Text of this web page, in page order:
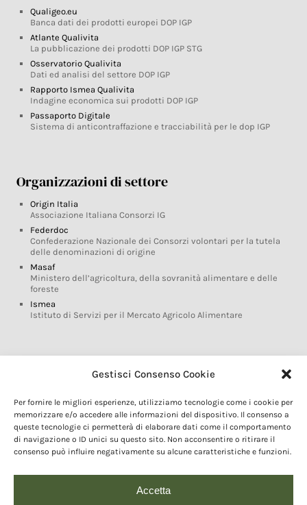
Gestisci Consenso Cookie
Per fornire le migliori esperienze, utilizziamo tecnologie come i cookie per
memorizzare e/o accedere alle informazioni del dispositivo. Il consenso a
queste tecnologie ci permetterà di elaborare dati come il comportamento
di navigazione o ID unici su questo sito. Non acconsentire o ritirare il
consenso può influire negativamente su alcune caratteristiche e funzioni.
Accetta
Qualigeo.eu
Banca dati dei prodotti europei DOP IGP
Atlante Qualivita
La pubblicazione dei prodotti DOP IGP STG
Osservatorio Qualivita
Dati ed analisi del settore DOP IGP
Rapporto Ismea Qualivita
Indagine economica sui prodotti DOP IGP
Passaporto Digitale
Sistema di anticontraffazione e tracciabilità per le dop IGP
Organizzazioni di settore
Origin Italia
Associazione Italiana Consorzi IG
Federdoc
Confederazione Nazionale dei Consorzi volontari per la tutela
delle denominazioni di origine
Masaf
Ministero dell’agricoltura, della sovranità alimentare e delle
foreste
Ismea
Istituto di Servizi per il Mercato Agricolo Alimentare
Glossario DOP IGP
Marchi DOP IGP
Normativa prodotti DOP IGP
Consorzi di Tutela
Farm To Fork e prodotti DOP IGP